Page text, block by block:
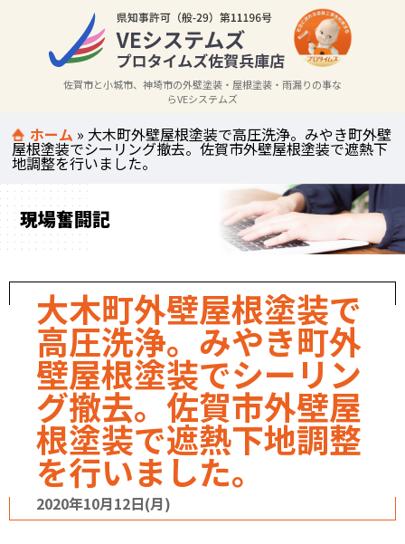
佐賀市と小城市、神埼市の外壁塗装・屋根塗装・雨漏りの事な
らVEシステムズ
ホーム » 大木町外壁屋根塗装で高圧洗浄。みやき町外壁
屋根塗装でシーリング撤去。佐賀市外壁屋根塗装で遮熱下
地調整を行いました。
現場奮闘記
大木町外壁屋根塗装で
高圧洗浄。みやき町外
壁屋根塗装でシーリン
グ撤去。佐賀市外壁屋
根塗装で遮熱下地調整
を行いました。
2020年10月12日(月)